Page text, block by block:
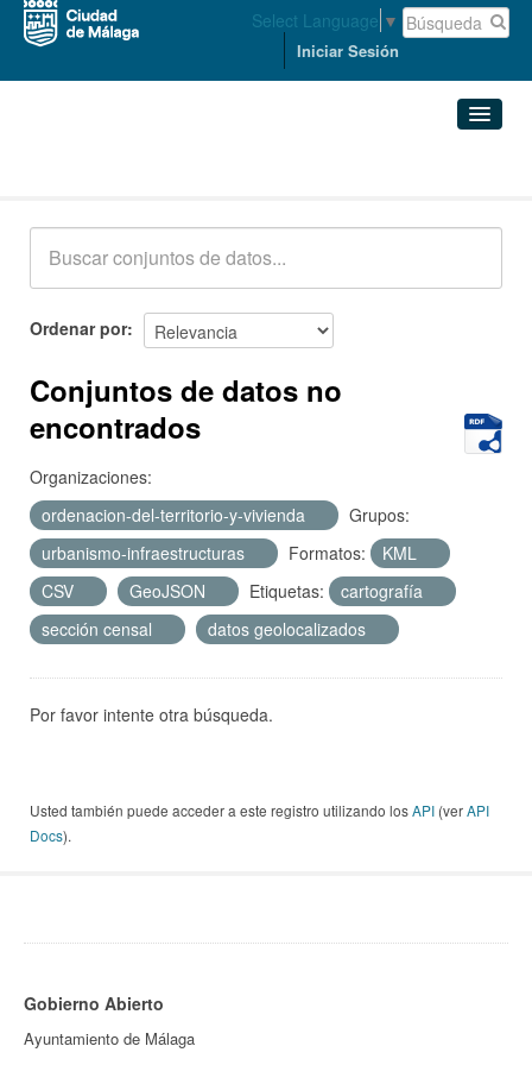
Select Language ▼
Iniciar Sesión
Acerca de
Ordenar por
Conjuntos de datos no
encontrados
Organizaciones:
ordenacion-del-territorio-y-vivienda
Grupos:
urbanismo-infraestructuras
Formatos:
KML
CSV
GeoJSON Etiquetas:
cartografía
sección censal
datos geolocalizados
Por favor intente otra búsqueda.
Usted también puede acceder a este registro utilizando losAPI (verAPI
Docs).
Gobierno Abierto
Ayuntamiento de Málaga